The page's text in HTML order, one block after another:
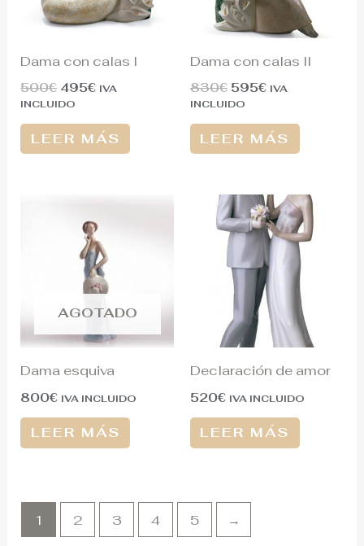
Dama con calas I
500€ 495€ IVA
INCLUIDO
LEER MÁS
Dama con calas II
830€ 595€ IVA
INCLUIDO
LEER MÁS
AGOTADO
Dama esquiva
800€ IVA INCLUIDO
LEER MÁS
Declaración de amor
520€ IVA INCLUIDO
LEER MÁS
1 2 3 4 5 →